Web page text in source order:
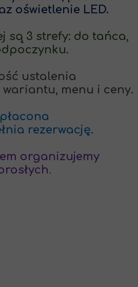
LED.
do tańca,
menu i ceny.
.